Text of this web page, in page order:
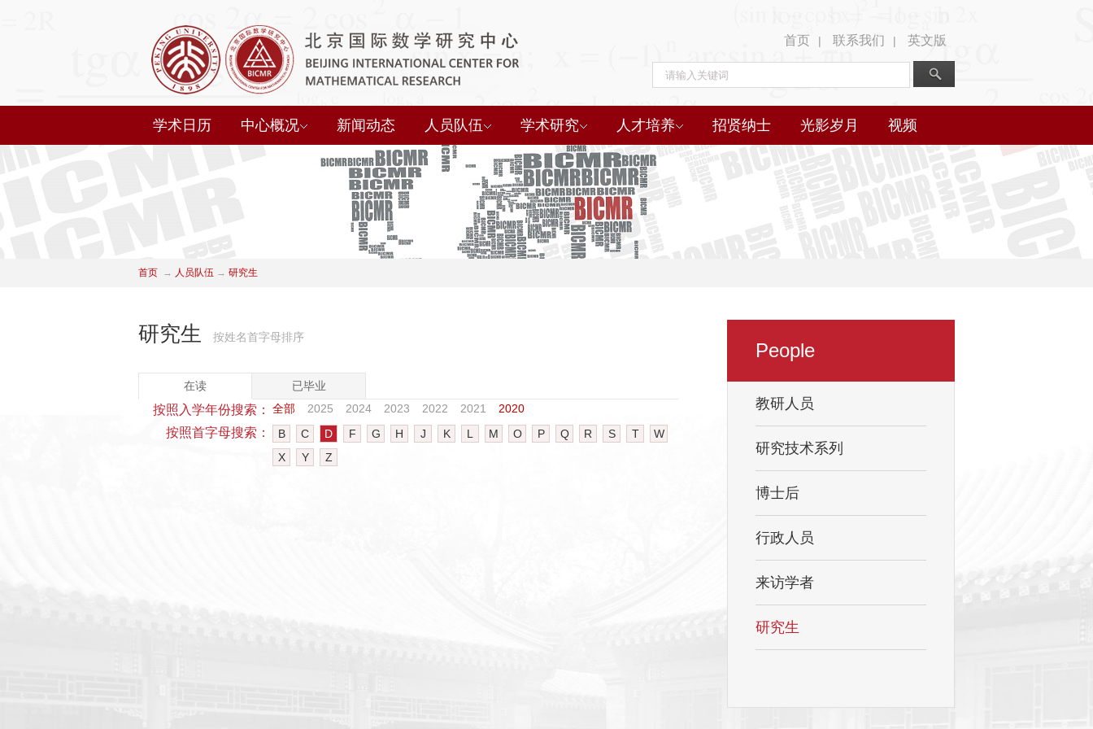
首页 | 联系我们 | 英文版
学术日历 中心概况 新闻动态 人员队伍 学术研究 人才培养 招贤纳士 光影岁月 视频
首页 → 人员队伍 → 研究生
研究生 按姓名首字母排序
在读 已毕业
按照入学年份搜索： 全部 2025 2024 2023 2022 2021 2020
按照首字母搜索： B C D F G H J K L M O P Q R S T
W
X
Y Z
People
教研人员
研究技术系列
博士后
行政人员
来访学者
研究生